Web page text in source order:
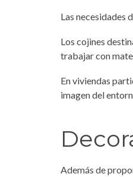
Las necesidades
Los cojines
trabajar con
En viviendas
imagen del
Además de